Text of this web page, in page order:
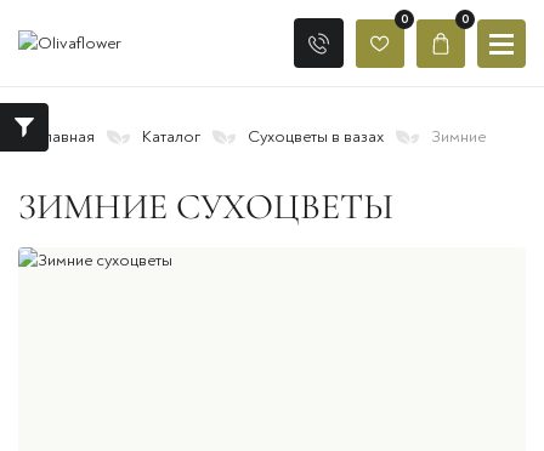
0 0
Главная Каталог Сухоцветы в вазах Зимние
ЗИМНИЕ СУХОЦВЕТЫ